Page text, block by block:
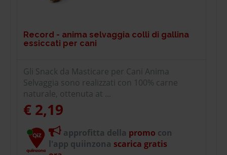
Record - anima selvaggia colli di gallina
essiccati per cani
Gli Snack da Masticare per Cani Anima
Selvaggia sono realizzati con 100% carne
naturale, ottenuta at ...
€ 2,19
approfitta della promo con
l'app quiinzona scarica gratis